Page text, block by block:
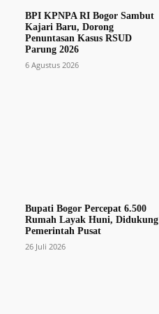
BPI KPNPA RI Bogor Sambut
Kajari Baru, Dorong
Penuntasan Kasus RSUD
Parung 2026
6 Agustus 2026
Bupati Bogor Percepat 6.500
Rumah Layak Huni, Didukung
Pemerintah Pusat
26 Juli 2026